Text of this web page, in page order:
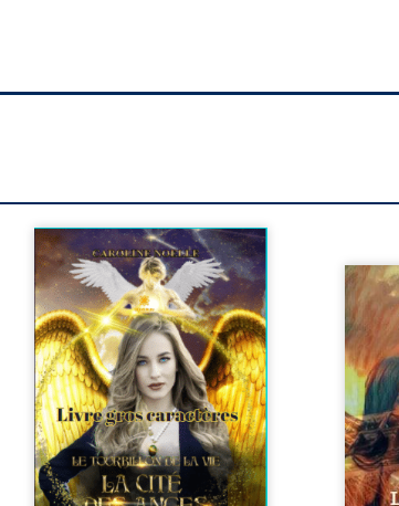
Tout juste revenu sur terre,
Daniel doit affronter une dure
réalité… Et il n’est pas au bout
de ses surprises, quand il voit
apparaître Tommy Pereira dans
la vie de sa belle Emilie.
de
alors
la
bien